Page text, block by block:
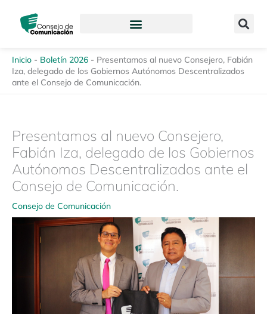
contenido
Inicio - Boletín 2026 - Presentamos al nuevo Consejero, Fabián
Iza, delegado de los Gobiernos Autónomos Descentralizados
ante el Consejo de Comunicación.
Presentamos al nuevo Consejero,
Fabián Iza, delegado de los Gobiernos
Autónomos Descentralizados ante el
Consejo de Comunicación.
Consejo de Comunicación